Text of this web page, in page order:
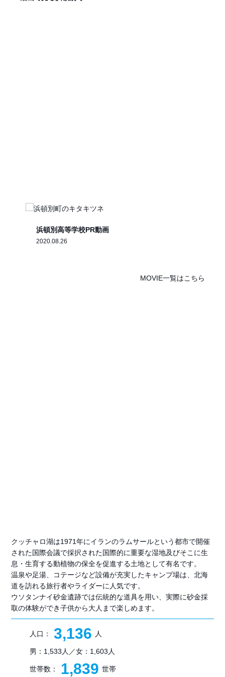
浜頓別高等学校PR動画
2020.08.26
MOVIE一覧はこちら
クッチャロ湖は1971年にイランのラムサールという都市で開催
された国際会議で採択された国際的に重要な湿地及びそこに生
息・生育する動植物の保全を促進する土地として有名です。
温泉や足湯、コテージなど設備が充実したキャンプ場は、北海
道を訪れる旅行者やライダーに人気です。
ウソタンナイ砂金遺跡では伝統的な道具を用い、実際に砂金採
取の体験ができ子供から大人まで楽しめます。
人口： 3,136 人
男：1,533人／女：1,603人
世帯数： 1,839 世帯